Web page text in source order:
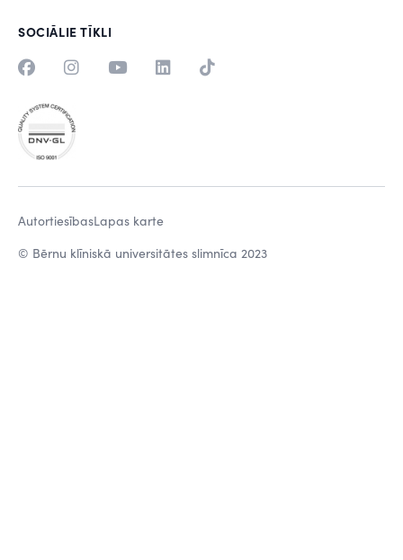
SOCIĀLIE TĪKLI
© Bērnu klīniskā universitātes slimnīca 2023
AutortiesībasLapas karte